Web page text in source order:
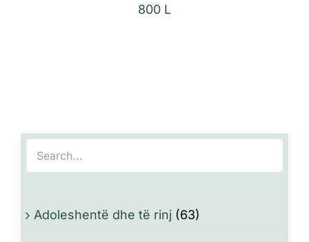
800 L
Adoleshentë dhe të rinj (63)